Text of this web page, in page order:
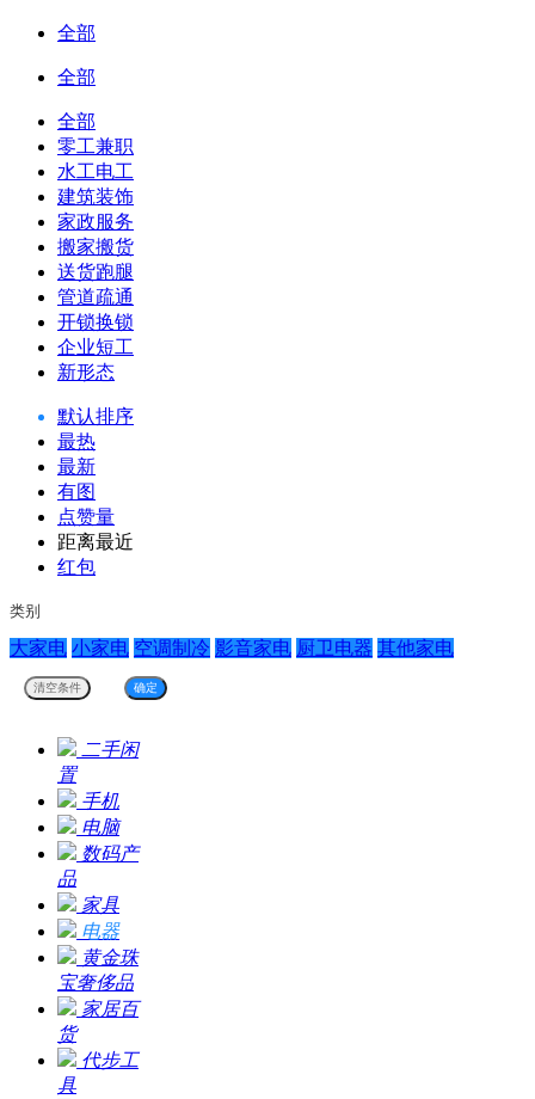
全部
全部
全部
零工兼职
水工电工
建筑装饰
家政服务
搬家搬货
送货跑腿
管道疏通
开锁换锁
企业短工
新形态
默认排序
最热
最新
有图
点赞量
距离最近
红包
类别
大家电 小家电 空调制冷 影音家电 厨卫电器 其他家电
二手闲
置
手机
电脑
数码产
品
家具
电器
黄金珠
宝奢侈品
家居百
货
代步工
具